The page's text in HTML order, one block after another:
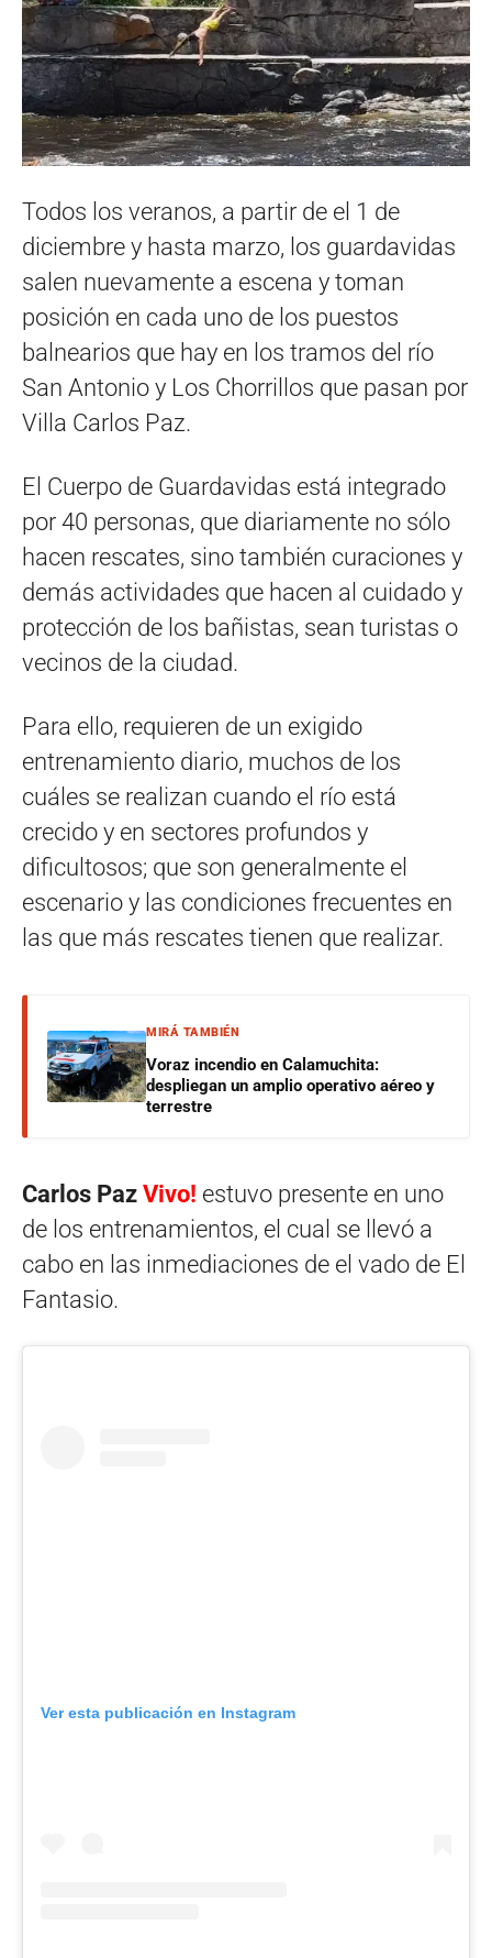
Todos los veranos, a partir de el 1 de
diciembre y hasta marzo, los guardavidas
salen nuevamente a escena y toman
posición en cada uno de los puestos
balnearios que hay en los tramos del río
San Antonio y Los Chorrillos que pasan por
Villa Carlos Paz.
El Cuerpo de Guardavidas está integrado
por 40 personas, que diariamente no sólo
hacen rescates, sino también curaciones y
demás actividades que hacen al cuidado y
protección de los bañistas, sean turistas o
vecinos de la ciudad.
Para ello, requieren de un exigido
entrenamiento diario, muchos de los
cuáles se realizan cuando el río está
crecido y en sectores profundos y
dificultosos; que son generalmente el
escenario y las condiciones frecuentes en
las que más rescates tienen que realizar.
MIRÁ TAMBIÉN
Voraz incendio en Calamuchita:
despliegan un amplio operativo aéreo y
terrestre
Carlos Paz Vivo! estuvo presente en uno
de los entrenamientos, el cual se llevó a
cabo en las inmediaciones de el vado de El
Fantasio.
Ver esta publicación en Instagram